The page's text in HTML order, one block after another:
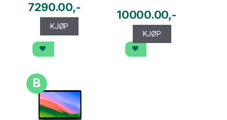
7290.00
KJØP
10000.00
KJØP
B